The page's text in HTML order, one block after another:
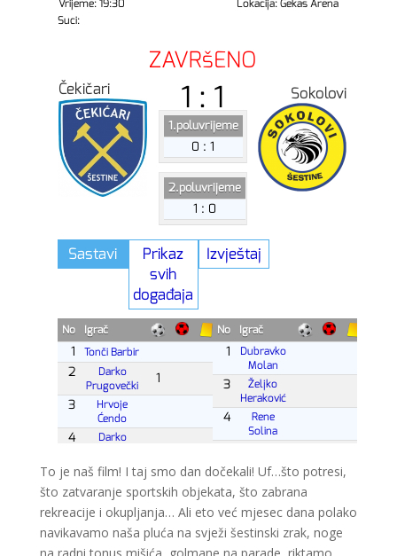
To je naš film! I taj smo dan dočekali! Uf…što potresi,
što zatvaranje sportskih objekata, što zabrana
rekreacije i okupljanja… Ali eto već mjesec dana polako
navikavamo naša pluća na svježi šestinski zrak, noge